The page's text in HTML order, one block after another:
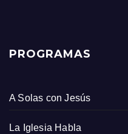
PROGRAMAS
A Solas con Jesús
La Iglesia Habla